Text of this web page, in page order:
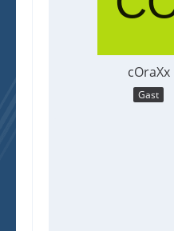
cOraXx
Gast